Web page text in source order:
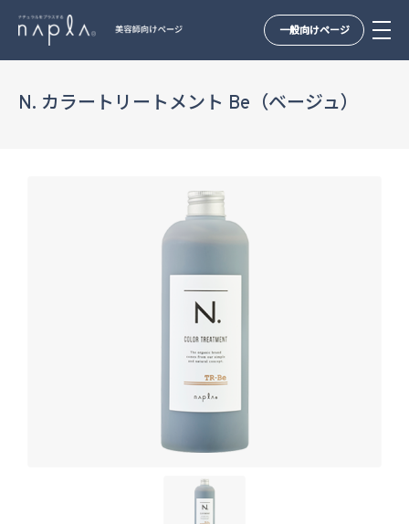
一般向けページ
N. カラートリートメント Be（ベージュ）